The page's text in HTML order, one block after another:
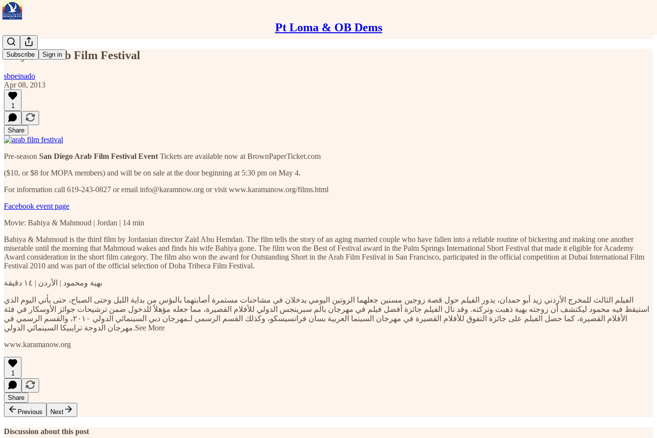
Pt Loma & OB Dems
Subscribe Sign in
May 4 - Arab Film Festival
sbpeinado
Apr 08, 2013
1
Share
Pre-season San Diego Arab Film Festival Event Tickets are available now at BrownPaperTicket.com
($10, or $8 for MOPA members) and will be on sale at the door beginning at 5:30 pm on May 4.
For information call 619-243-0827 or email info@karamnow.org or visit www.karamanow.org/films.html
Facebook event page
Movie: Bahiya & Mahmoud | Jordan | 14 min
Bahiya & Mahmoud is the third film by Jordanian director Zaid Abu Hemdan. The film tells the story of an aging married couple who have fallen into a reliable routine of bickering and making one another
miserable until the morning that Mahmoud wakes and finds his wife Bahiya gone. The film won the Best of Festival award in the Palm Springs International Short Festival that made it eligible for Academy
Award consideration in the short film category. The film also won the award for Outstanding Short in the Arab Film Festival in San Francisco, participated in the official competition at Dubai International Film
Festival 2010 and was part of the official selection of Doha Tribeca Film Festival.
بهية ومحمود | الأردن | ١٤ دقيقة
الفيلم الثالث للمخرج الأردني زيد أبو حمدان، يدور الفيلم حول قصة زوجين مسنين جعلهما الروتين اليومي يدخلان في مشاحنات مستمرة أصابتهما بالبؤس من بداية الليل وحتى الصباح، حتى يأتي اليوم الذي
استيقظ فيه محمود ليكتشف أن زوجته بهية ذهبت وتركته. وقد نال الفيلم جائزة أفضل فيلم في مهرجان بالم سبرينجس الدولي للأفلام القصيرة، مما جعله مؤهلاً للدخول ضمن ترشيحات جوائز الأوسكار في فئة
الأفلام القصيرة، كما حصل الفيلم على جائزة التفوق للأفلام القصيرة في مهرجان السينما العربية بسان فرانسيسكو، وكذلك القسم الرسمي لـمهرجان دبي السينمائي الدولي ٢٠١٠، والقسم الرسمي في
مهرجان الدوحة ترايبيكا السينمائي الدولي.See More
www.karamanow.org
1
Share
Previous
Next
Discussion about this post